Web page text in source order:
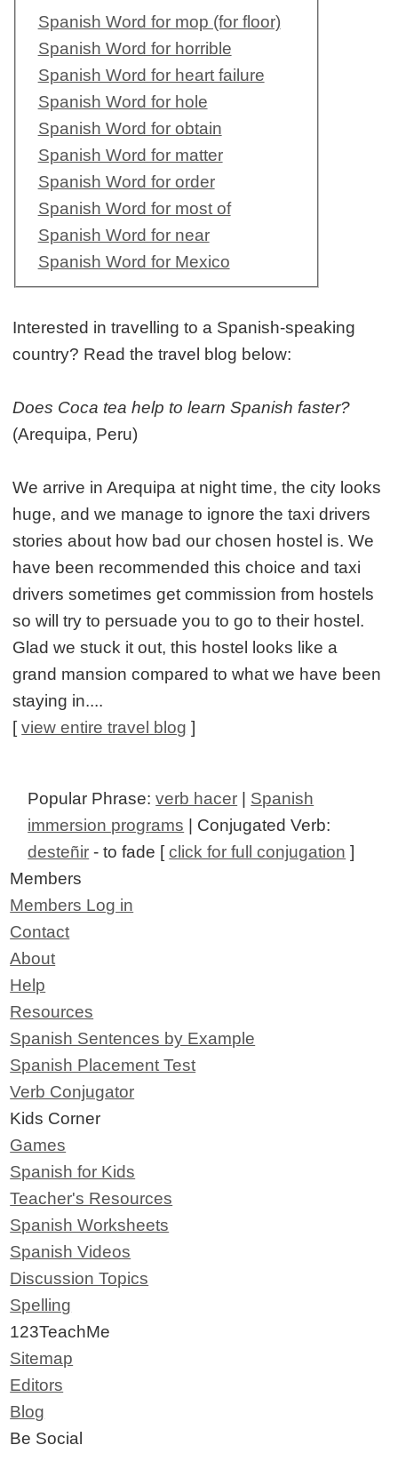
Spanish Word for mop (for floor)
Spanish Word for horrible
Spanish Word for heart failure
Spanish Word for hole
Spanish Word for obtain
Spanish Word for matter
Spanish Word for order
Spanish Word for most of
Spanish Word for near
Spanish Word for Mexico
Interested in travelling to a Spanish-speaking
country? Read the travel blog below:
Does Coca tea help to learn Spanish faster?
(Arequipa, Peru)
We arrive in Arequipa at night time, the city looks
huge, and we manage to ignore the taxi drivers
stories about how bad our chosen hostel is. We
have been recommended this choice and taxi
drivers sometimes get commission from hostels
so will try to persuade you to go to their hostel.
Glad we stuck it out, this hostel looks like a
grand mansion compared to what we have been
staying in....
[view entire travel blog ]
Popular Phrase:verb hacer | Spanish
immersion programs | Conjugated Verb:
desteñir - to fade [click for full conjugation ]
Members
Members Log in
Contact
About
Help
Resources
Spanish Sentences by Example
Spanish Placement Test
Verb Conjugator
Kids Corner
Games
Spanish for Kids
Teacher's Resources
Spanish Worksheets
Spanish Videos
Discussion Topics
Spelling
123TeachMe
Sitemap
Editors
Blog
Be Social